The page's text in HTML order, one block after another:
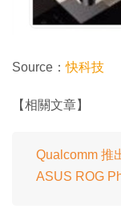
Source：快科技
【相關文章】
Qualcomm 推
ASUS ROG